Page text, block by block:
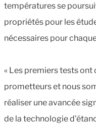
températures se
propriétés pour les
nécessaires pour
« Les premiers tests
prometteurs et nous
réaliser une avancée
de la technologie